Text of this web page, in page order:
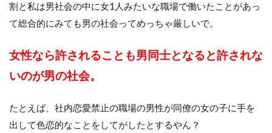
割と私は男社会の中に女1人みたいな職場で働いたことがあっ
て総合的にみても男の社会ってめっちゃ厳しいで。
女性なら許されることも男同士となると許されな
いのが男の社会。
たとえば、社内恋愛禁止の職場の男性が同僚の女の子に手を
出して色恋的なことをしてがしたとするやん？